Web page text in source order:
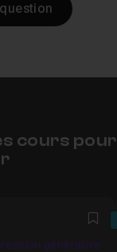
cours
générative